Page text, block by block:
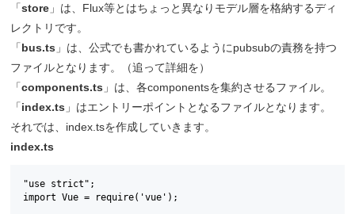
「store 」は、Flux等とはちょっと異なりモデル層を格納するディ
レクトリです。
「bus.ts 」は、公式でも書かれているようにpubsubの責務を持つ
ファイルとなります。（追って詳細を）
「components.ts 」は、各componentsを集約させるファイル。
「index.ts 」はエントリーポイントとなるファイルとなります。
それでは、index.tsを作成していきます。
index.ts
"use strict";
import Vue = require('vue');